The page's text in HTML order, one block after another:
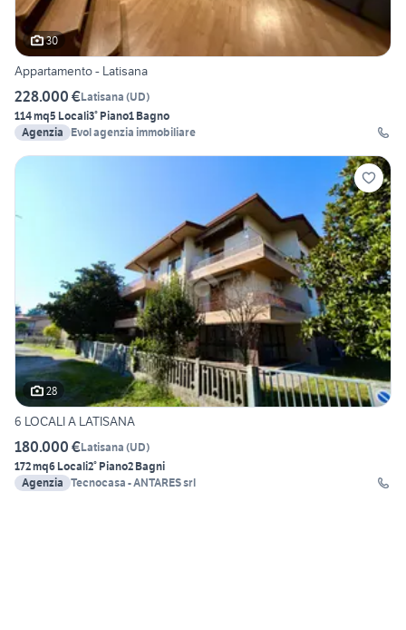
30
Appartamento - Latisana
228.000 €Latisana (UD)
114 mq5 Locali3° Piano1 Bagno
Agenzia
Evol agenzia immobiliare
28
6 LOCALI A LATISANA
180.000 €Latisana (UD)
172 mq6 Locali2° Piano2 Bagni
Agenzia Tecnocasa - ANTARES srl